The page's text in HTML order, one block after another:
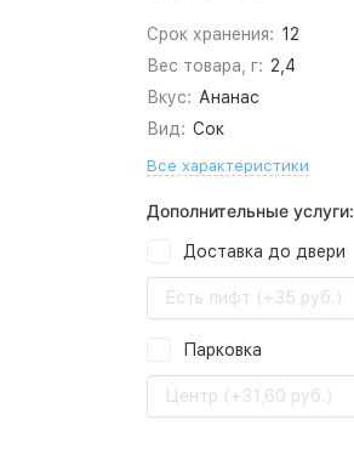
Срок хранения: 12
Вес товара, г: 2,4
Вкус: Ананас
Вид: Сок
Все характеристики
Дополнительные услуги:
Доставка до двери
Есть лифт (+35 руб.)
Парковка
Центр (+31,60 руб.)